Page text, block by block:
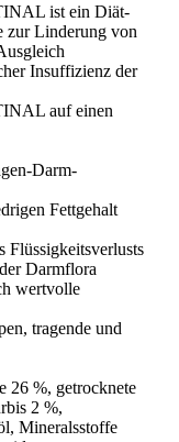
ist ein Diät-
zur Linderung von
Insuffizienz der
auf einen
Darm-
Fettgehalt
Flüssigkeitsverlusts
Darmflora
wertvolle
tragende und
26 %, getrocknete
2 %,
Mineralsstoffe